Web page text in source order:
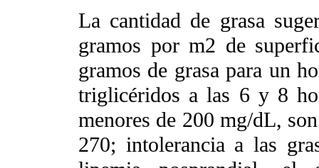
La cantidad de grasa
gramos por m2 de
gramos de grasa para un
triglicéridos a las 6 y 8
menores de 200 mg/dL,
270; intolerancia a las